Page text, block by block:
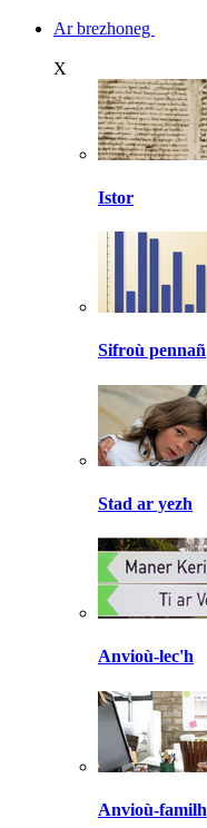
Ar brezhoneg
X
Istor
Sifroù pennañ
Stad ar yezh
Anvioù-lec'h
Anvioù-familh